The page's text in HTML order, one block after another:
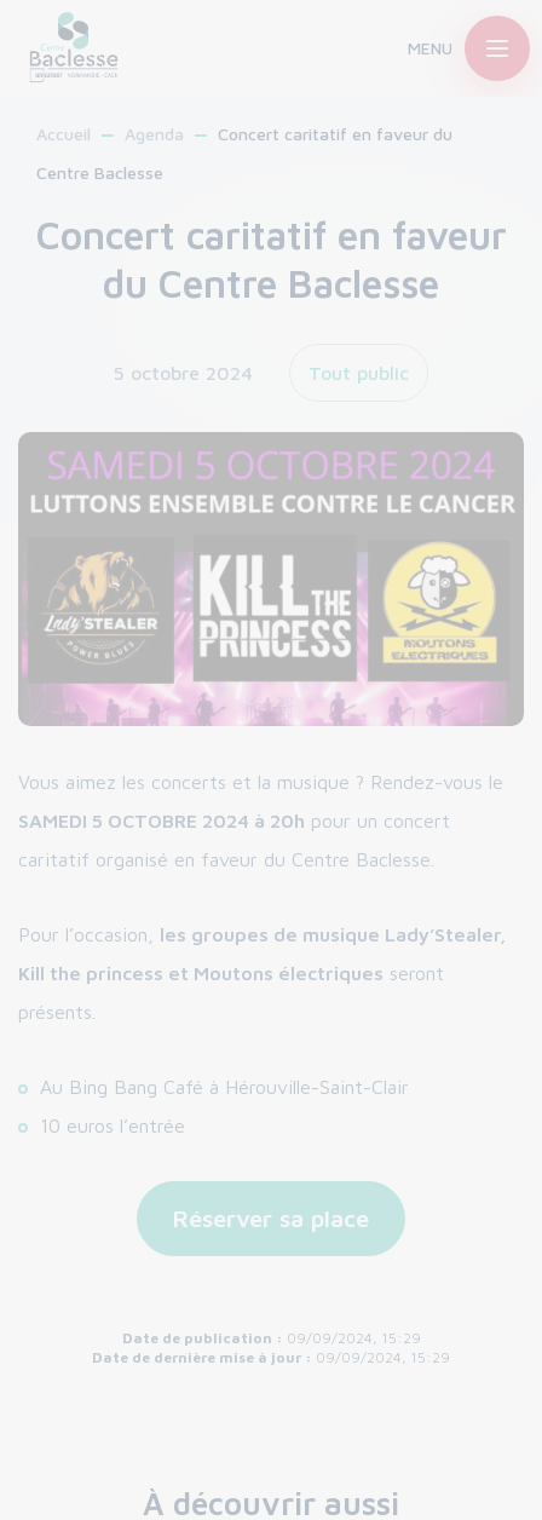
MENU
Accueil Agenda
Concert caritatif en faveur du
Centre Baclesse
Concert caritatif en faveur
du Centre Baclesse
5 octobre 2024 Tout public
Vous aimez les concerts et la musique ? Rendez-vous le
SAMEDI 5 OCTOBRE 2024 à 20h pour un concert
caritatif organisé en faveur du Centre Baclesse.
Pour l’occasion, les groupes de musique Lady’Stealer,
Kill the princess et Moutons électriques seront
présents.
Au Bing Bang Café à Hérouville-Saint-Clair
10 euros l’entrée
Réserver sa place
Date de publication : 09/09/2024, 15:29
Date de dernière mise à jour : 09/09/2024, 15:29
À découvrir aussi